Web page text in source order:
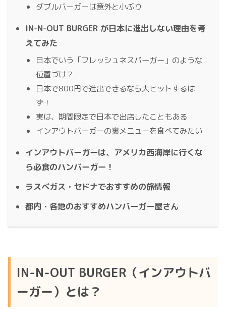
ダブルバーガーは意外と小ぶり
IN-N-OUT BURGER が日本に進出しない理由を考
えてみた
日本でいう「フレッシュネスバーガー」のような
位置づけ？
日本で800円で進出できるなら大ヒットするは
ず！
実は、期間限定で日本で出店したこともある
インアウトバーガーの裏メニューを食べてみたい
インアウトバーガーは、アメリカ西海岸に行くな
ら必食のハンバーガー！
ラスベガス・セドナでおすすめの旅情報
都内・各地のおすすめハンバーガー屋さん
IN-N-OUT BURGER（インアウトバ
ーガー）とは？